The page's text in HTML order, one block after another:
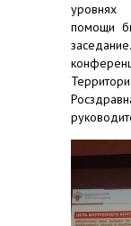
уровнях
помощи